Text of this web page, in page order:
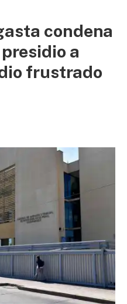
condena
a
frustrado